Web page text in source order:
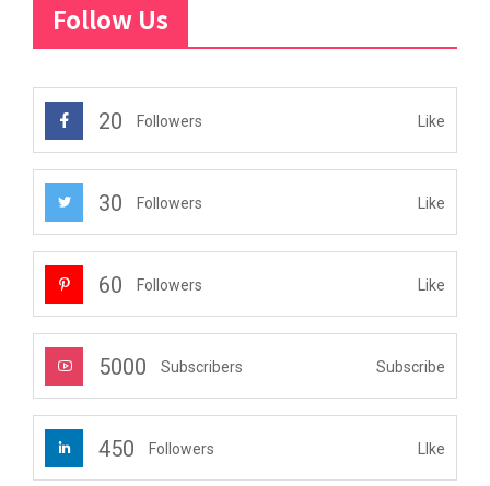
Follow Us
20 Followers Like
30 Followers Like
60 Followers Like
5000 Subscribers Subscribe
450 Followers LIke